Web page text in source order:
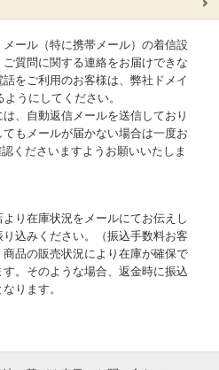
メール（特に携帯メール）の着信設
質問に関する連絡をお届けできな
をご利用のお客様は、弊社ドメイ
うにしてください。
、自動返信メールを送信しており
もメールが届かない場合は一度お
くださいますようお願いいたしま
より在庫状況をメールにてお伝えし
込みください。（振込手数料お客
品の販売状況により在庫が確保で
。そのような場合、返金時に振込
ります。